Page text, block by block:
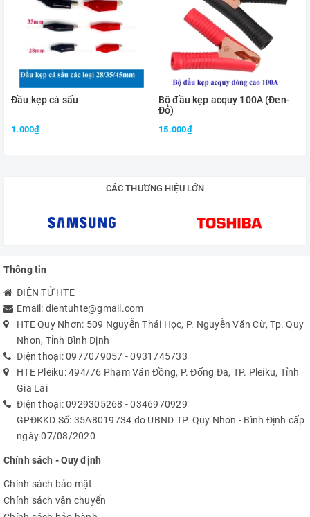
Đầu kẹp cá sấu
1.000₫
Bộ đầu kẹp acquy 100A (Đen-
Đỏ)
15.000₫
CÁC THƯƠNG HIỆU LỚN
Thông tin
ĐIỆN TỬ HTE
Email: dientuhte@gmail.com
HTE Quy Nhơn: 509 Nguyễn Thái Học, P. Nguyễn Văn Cừ, Tp. Quy
Nhơn, Tỉnh Bình Định
Điện thoại:0977079057 -0931745733
HTE Pleiku: 494/76 Phạm Văn Đồng, P. Đống Đa, TP. Pleiku, Tỉnh
Gia Lai
Điện thoại:0929305268 -0346970929
GPĐKKD Số: 35A8019734 do UBND TP. Quy Nhơn - Bình Định cấp
ngày 07/08/2020
Chính sách - Quy định
Chính sách bảo mật
Chính sách vận chuyển